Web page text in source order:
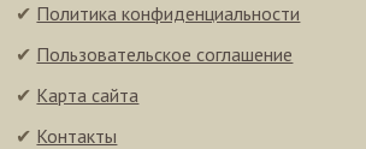
✔ Политика конфиденциальности
✔ Пользовательское соглашение
✔ Карта сайта
✔ Контакты